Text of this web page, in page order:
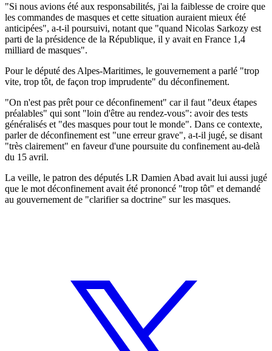
"Si nous avions été aux responsabilités, j'ai la faiblesse de croire que
les commandes de masques et cette situation auraient mieux été
anticipées", a-t-il poursuivi, notant que "quand Nicolas Sarkozy est
parti de la présidence de la République, il y avait en France 1,4
milliard de masques".
Pour le député des Alpes-Maritimes, le gouvernement a parlé "trop
vite, trop tôt, de façon trop imprudente" du déconfinement.
"On n'est pas prêt pour ce déconfinement" car il faut "deux étapes
préalables" qui sont "loin d'être au rendez-vous": avoir des tests
généralisés et "des masques pour tout le monde". Dans ce contexte,
parler de déconfinement est "une erreur grave", a-t-il jugé, se disant
"très clairement" en faveur d'une poursuite du confinement au-delà
du 15 avril.
La veille, le patron des députés LR Damien Abad avait lui aussi jugé
que le mot déconfinement avait été prononcé "trop tôt" et demandé
au gouvernement de "clarifier sa doctrine" sur les masques.